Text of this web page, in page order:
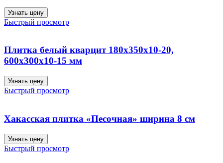
Узнать цену
Быстрый просмотр
Плитка белый кварцит 180х350х10-20,
600х300х10-15 мм
Узнать цену
Быстрый просмотр
Хакасская плитка «Песочная» ширина 8 см
Узнать цену
Быстрый просмотр